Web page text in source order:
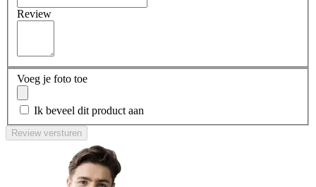
Review
Voeg je foto toe
Ik beveel dit product aan
Review versturen